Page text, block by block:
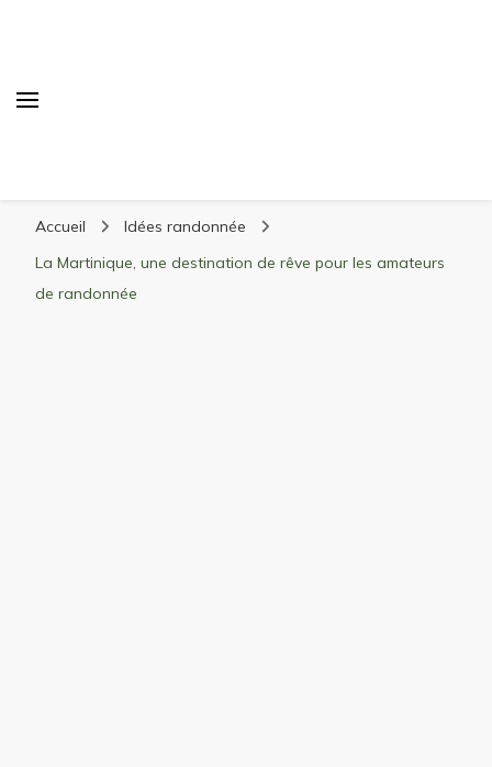
matériel, stations de ski
Accueil
Idées randonnée
La Martinique, une destination de rêve pour les amateurs
de randonnée